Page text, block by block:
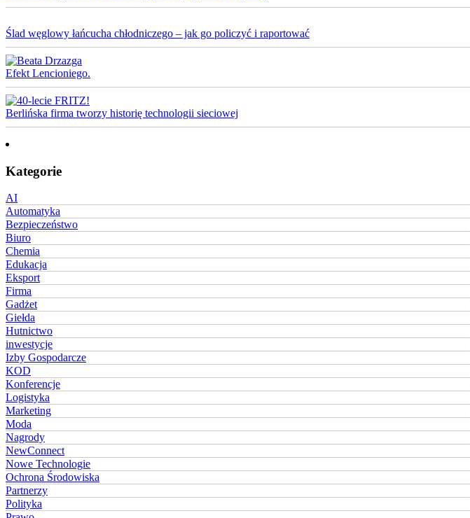
Ślad węglowy łańcucha chłodniczego – jak go policzyć i raportować
Efekt Lencioniego.
Berlińska firma tworzy historię technologii sieciowej
Kategorie
AI
Automatyka
Bezpieczeństwo
Biuro
Chemia
Edukacja
Eksport
Firma
Gadżet
Giełda
Hutnictwo
inwestycje
Izby Gospodarcze
KOD
Konferencje
Logistyka
Marketing
Moda
Nagrody
NewConnect
Nowe Technologie
Ochrona Środowiska
Partnerzy
Polityka